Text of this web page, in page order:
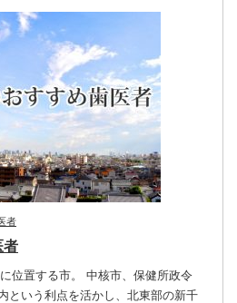
者
者
位置する市。 中核市、保健所政令
という利点を活かし、北東部の新千